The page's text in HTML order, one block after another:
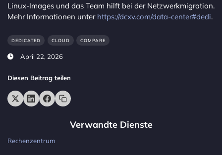
Linux-Images und das Team hilft bei der Netzwerkmigration.
Mehr Informationen unter https://dcxv.com/data-center#dedi.
DEDICATED CLOUD COMPARE
April 22, 2026
Diesen Beitrag teilen
Verwandte Dienste
Rechenzentrum